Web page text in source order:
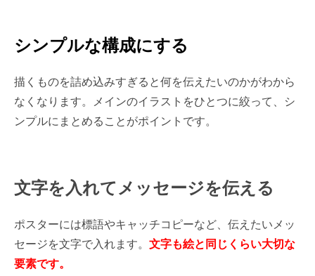
シンプルな構成にする
描くものを詰め込みすぎると何を伝えたいのかがわから
なくなります。メインのイラストをひとつに絞って、シ
ンプルにまとめることがポイントです。
文字を入れてメッセージを伝える
ポスターには標語やキャッチコピーなど、伝えたいメッ
セージを文字で入れます。文字も絵と同じくらい大切な
要素です。